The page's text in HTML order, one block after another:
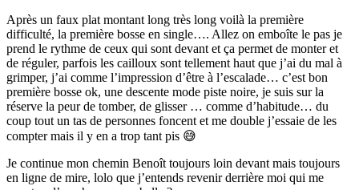
Après un faux plat montant long très long voilà la première
difficulté, la première bosse en single…. Allez on emboîte le pas je
prend le rythme de ceux qui sont devant et ça permet de monter et
de réguler, parfois les cailloux sont tellement haut que j’ai du mal à
grimper, j’ai comme l’impression d’être à l’escalade… c’est bon
première bosse ok, une descente mode piste noire, je suis sur la
réserve la peur de tomber, de glisser … comme d’habitude… du
coup tout un tas de personnes foncent et me double j’essaie de les
compter mais il y en a trop tant pis 😅
Je continue mon chemin Benoît toujours loin devant mais toujours
en ligne de mire, lolo que j’entends revenir derrière moi qui me